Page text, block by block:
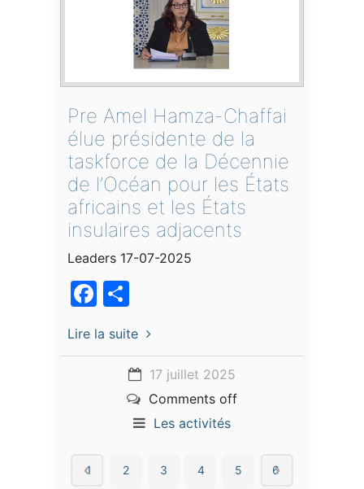
Pre Amel Hamza-Chaffai
élue présidente de la
taskforce de la Décennie
de l’Océan pour les États
africains et les États
insulaires adjacents
Leaders 17-07-2025
Facebook
Lire la suite
17 juillet 2025
Comments off
Les activités
1 2 3 4 5 6